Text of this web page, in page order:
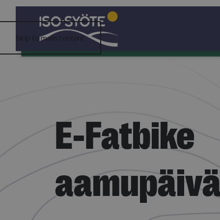
Skip to main content
E-Fatbike